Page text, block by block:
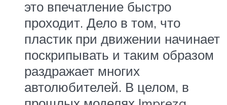
это впечатление быстро
проходит. Дело в том, что
пластик при движении начинает
поскрипывать и таким образом
раздражает многих
автолюбителей. В целом, в